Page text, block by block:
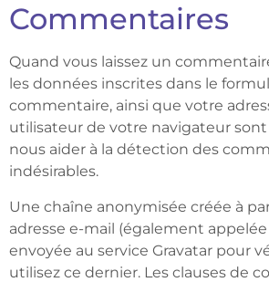
Commentaires
Quand vous laissez un
les données inscrites dans le
commentaire, ainsi que votre
utilisateur de votre navigateur
nous aider à la détection des
indésirables.
Une chaîne anonymisée créée à
adresse e-mail (également
envoyée au service Gravatar pour
utilisez ce dernier. Les clauses de